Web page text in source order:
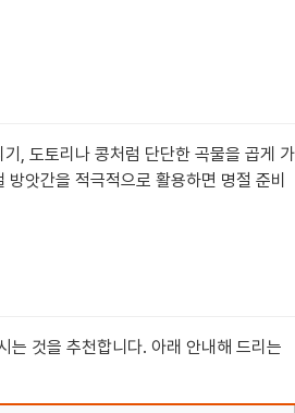
, 도토리나 콩처럼 단단한 곡물을 곱게 가
앗간을 적극적으로 활용하면 명절 준비
는 것을 추천합니다. 아래 안내해 드리는